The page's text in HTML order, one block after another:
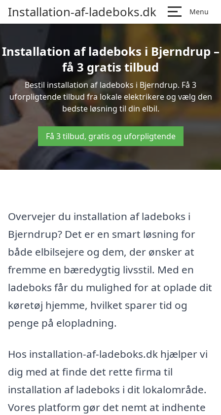
Installation-af-ladeboks.dk Menu
Installation af ladeboks i Bjerndrup –
få 3 gratis tilbud
Bestil installation af ladeboks i Bjerndrup. Få 3
uforpligtende tilbud fra lokale elektrikere og vælg den
bedste løsning til din elbil.
Få 3 tilbud, gratis og uforpligtende
Overvejer du installation af ladeboks i
Bjerndrup? Det er en smart løsning for
både elbilsejere og dem, der ønsker at
fremme en bæredygtig livsstil. Med en
ladeboks får du mulighed for at oplade dit
køretøj hjemme, hvilket sparer tid og
penge på elopladning.
Hos installation-af-ladeboks.dk hjælper vi
dig med at finde det rette firma til
installation af ladeboks i dit lokalområde.
Vores platform gør det nemt at indhente